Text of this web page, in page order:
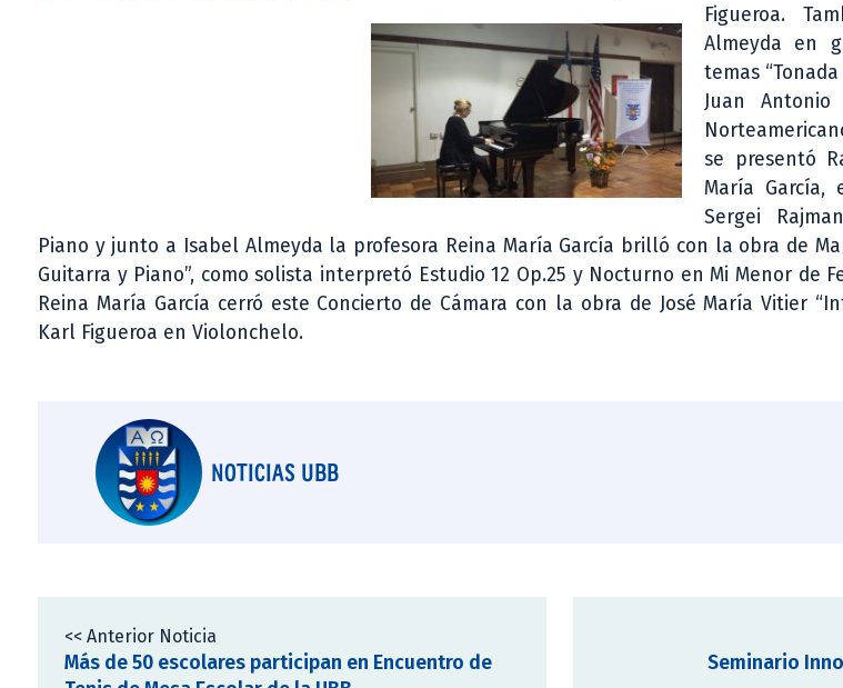
Figueroa.
Almeyda en
temas
Juan
se presentó
María García,
Sergei
Piano y junto a Isabel Almeyda la profesora Reina María García brilló con la obra de
Guitarra y Piano”, como solista interpretó Estudio 12 Op.25 y Nocturno en Mi Menor de
Reina María García cerró este Concierto de Cámara con la obra de José María Vitier
Karl Figueroa en Violonchelo.
NOTICIAS UBB
<< Anterior Noticia
Más de 50 escolares participan en Encuentro de
Seminario